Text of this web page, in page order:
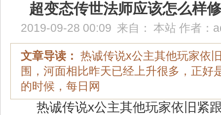
超变态传世法师应该怎么样
2019-09-28 00:09 来自： 本站 作者：
文章导读： 热诚传说x公主其他玩家依
围，河面相比昨天已经上升很多，正好
的时候，每日网
热诚传说x公主其他玩家依旧紧